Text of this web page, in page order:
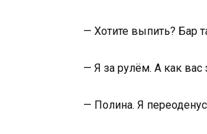
— Хотите выпить? Бар
— Я за рулём. А как вас
— Полина. Я